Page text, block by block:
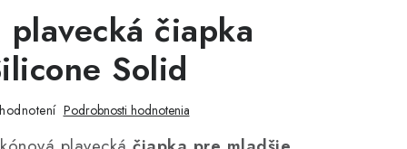
plavecká čiapka
Solid
Podrobnosti hodnotenia